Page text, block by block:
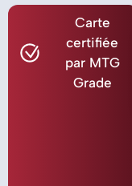
Carte
certifiée
par MTG
Grade